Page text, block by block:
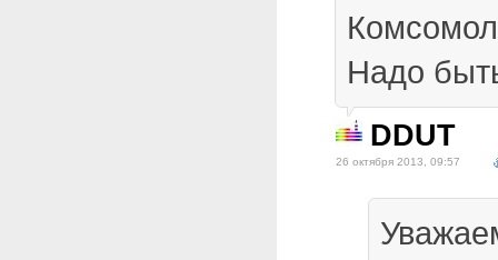
Надо
DDUT
26 октября 2013, 09:57